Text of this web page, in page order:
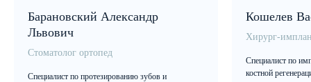
Барановский Александр
Львович
Стоматолог ортопед
Специалист по протезированию зубов и
Кошелев
Хирург-
Специалист по
костной